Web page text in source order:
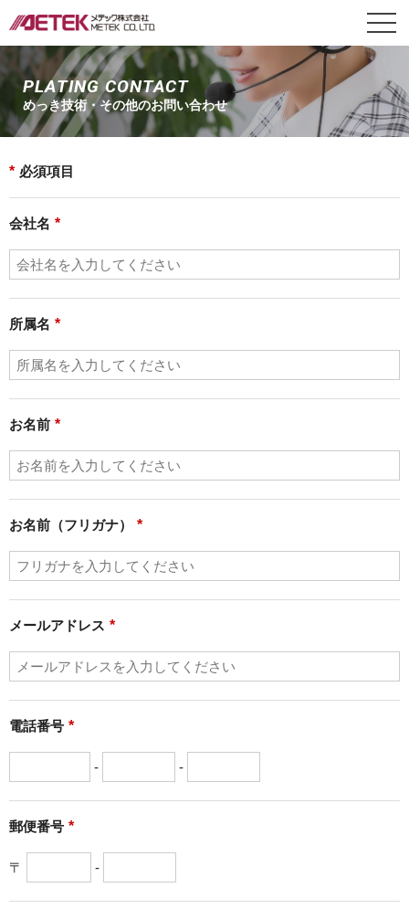
PLATING CONTACT
めっき技術・その他のお問い合わせ
* 必須項目
会社名 *
所属名 *
お名前 *
お名前（フリガナ） *
メールアドレス *
電話番号 *
- -
郵便番号 *
〒 -